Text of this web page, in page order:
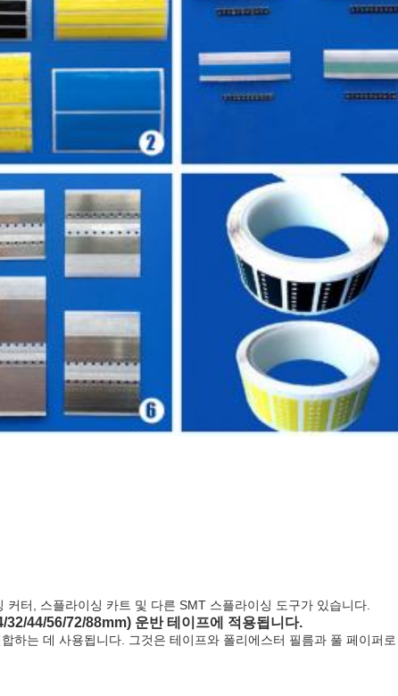
터, 스플라이싱 카트 및 다른 SMT 스플라이싱 도구가 있습니다.
44/56/72/88mm) 운반 테이프에 적용됩니다.
하는 데 사용됩니다. 그것은 테이프와 폴리에스터 필름과 풀 페이퍼